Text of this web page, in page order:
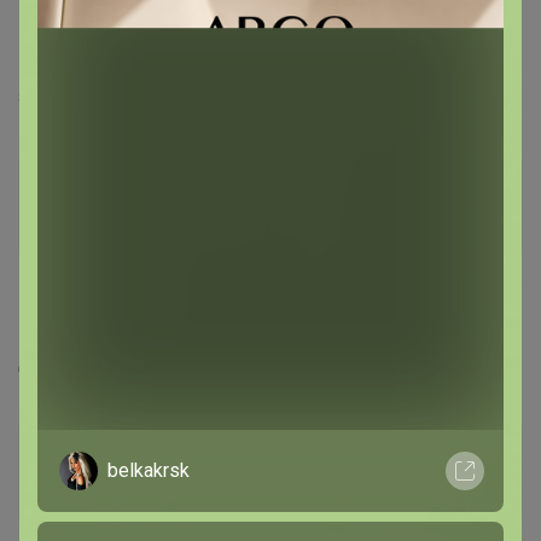
18 апреля, 2025 14:32
Добрый день,расфиксируйте пожалуйста заказ
belkakrsk